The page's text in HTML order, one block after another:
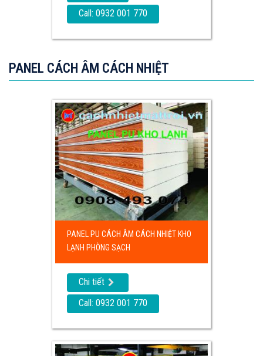
Call: 0932 001 770
PANEL CÁCH ÂM CÁCH NHIỆT
PANEL PU CÁCH ÂM CÁCH NHIỆT KHO
LẠNH PHÒNG SẠCH
Chi tiết
Call: 0932 001 770